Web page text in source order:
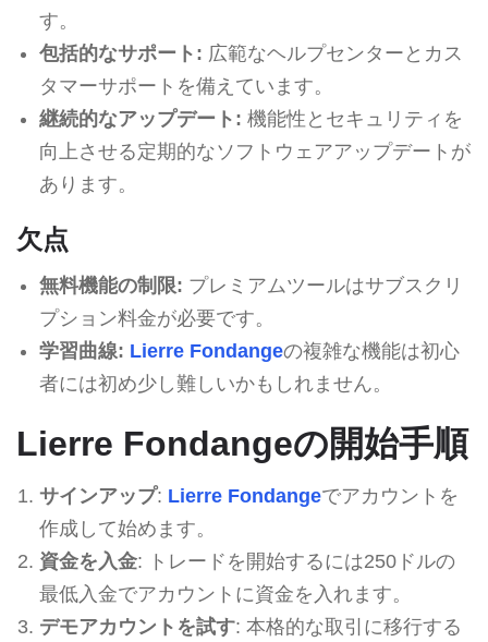
す。
包括的なサポート: 広範なヘルプセンターとカス
タマーサポートを備えています。
継続的なアップデート: 機能性とセキュリティを
向上させる定期的なソフトウェアアップデートが
あります。
欠点
無料機能の制限: プレミアムツールはサブスクリ
プション料金が必要です。
学習曲線: Lierre Fondangeの複雑な機能は初心
者には初め少し難しいかもしれません。
Lierre Fondangeの開始手順
サインアップ: Lierre Fondangeでアカウントを
作成して始めます。
資金を入金: トレードを開始するには250ドルの
最低入金でアカウントに資金を入れます。
デモアカウントを試す: 本格的な取引に移行する